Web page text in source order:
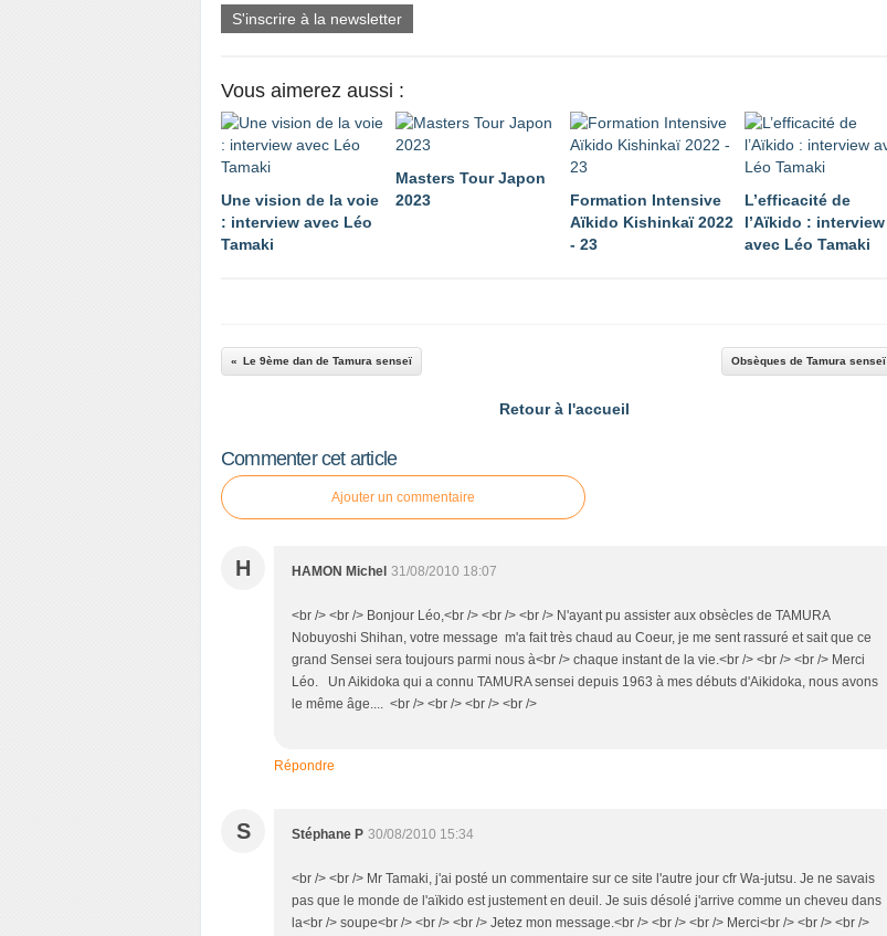
S'inscrire à la newsletter
Vous aimerez aussi :
Une vision de la voie
: interview avec Léo
Tamaki
Masters Tour Japon
2023
Formation Intensive
Aïkido Kishinkaï 2022
- 23
L’efficacité de
l’Aïkido : interview
avec Léo Tamaki
Le 9ème dan de Tamura senseï Obsèques de Tamura senseï
Retour à l'accueil
Commenter cet article
Ajouter un commentaire
H HAMON Michel 31/08/2010 18:07
<br /> <br /> Bonjour Léo,<br /> <br /> <br /> N'ayant pu assister aux obsècles de TAMURA
Nobuyoshi Shihan, votre message m'a fait très chaud au Coeur, je me sent rassuré et sait que ce
grand Sensei sera toujours parmi nous à<br /> chaque instant de la vie.<br /> <br /> <br /> Merci
Léo. Un Aikidoka qui a connu TAMURA sensei depuis 1963 à mes débuts d'Aikidoka, nous avons
le même âge.... <br /> <br /> <br /> <br />
Répondre
S Stéphane P 30/08/2010 15:34
<br /> <br /> Mr Tamaki, j'ai posté un commentaire sur ce site l'autre jour cfr Wa-jutsu. Je ne savais
pas que le monde de l'aïkido est justement en deuil. Je suis désolé j'arrive comme un cheveu dans
la<br /> soupe<br /> <br /> <br /> Jetez mon message.<br /> <br /> <br /> Merci<br /> <br /> <br />